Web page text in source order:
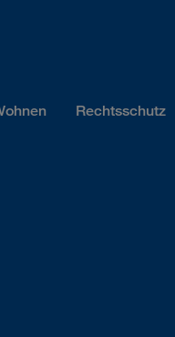
Rechtsschutz